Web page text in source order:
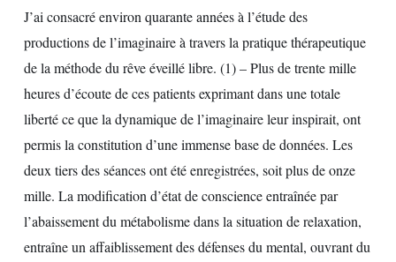
J’ai consacré environ quarante années à l’étude des
productions de l’imaginaire à travers la pratique thérapeutique
de la méthode du rêve éveillé libre. (1) – Plus de trente mille
heures d’écoute de ces patients exprimant dans une totale
liberté ce que la dynamique de l’imaginaire leur inspirait, ont
permis la constitution d’une immense base de données. Les
deux tiers des séances ont été enregistrées, soit plus de onze
mille. La modification d’état de conscience entraînée par
l’abaissement du métabolisme dans la situation de relaxation,
entraîne un affaiblissement des défenses du mental, ouvrant du